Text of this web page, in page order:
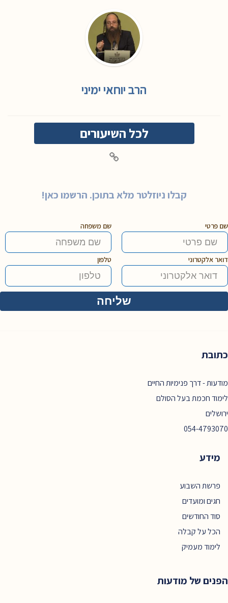
הרב יוחאי ימיני
לכל השיעורים
קבלו ניוזלטר מלא בתוכן. הרשמו כאן!
שם פרטי שם משפחה
דואר אלקטרוני טלפון
כתובת
מודעות - דרך פנימיות החיים
לימוד חכמת בעל הסולם
ירושלים
054-4793070
מידע
פרשת השבוע
חגים ומועדים
סוד החודשים
הכל על קבלה
לימוד מעמיק
הפנים של מודעות